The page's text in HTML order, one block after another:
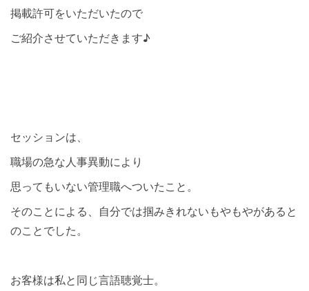
掲載許可をいただいたので
ご紹介させていただきます♪
セッションは、
職場の急な人事異動により
思ってもいない管理職へついたこと。
そのことによる、自分では掴みきれないもやもやがあると
のことでした。
お客様は私と同じ言語聴覚士。